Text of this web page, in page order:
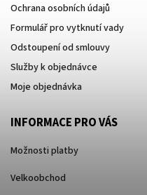
Ochrana osobních údajů
Formulář pro vytknutí vady
Odstoupení od smlouvy
Služby k objednávce
Moje objednávka
INFORMACE PRO VÁS
Možnosti platby
Velkoobchod